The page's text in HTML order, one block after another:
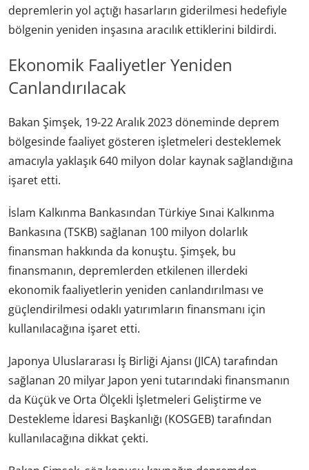
depremlerin yol açtığı hasarların giderilmesi hedefiyle
bölgenin yeniden inşasına aracılık ettiklerini bildirdi.
Ekonomik Faaliyetler Yeniden
Canlandırılacak
Bakan Şimşek, 19-22 Aralık 2023 döneminde deprem
bölgesinde faaliyet gösteren işletmeleri desteklemek
amacıyla yaklaşık 640 milyon dolar kaynak sağlandığına
işaret etti.
İslam Kalkınma Bankasından Türkiye Sınai Kalkınma
Bankasına (TSKB) sağlanan 100 milyon dolarlık
finansman hakkında da konuştu. Şimşek, bu
finansmanın, depremlerden etkilenen illerdeki
ekonomik faaliyetlerin yeniden canlandırılması ve
güçlendirilmesi odaklı yatırımların finansmanı için
kullanılacağına işaret etti.
Japonya Uluslararası İş Birliği Ajansı (JICA) tarafından
sağlanan 20 milyar Japon yeni tutarındaki finansmanın
da Küçük ve Orta Ölçekli İşletmeleri Geliştirme ve
Destekleme İdaresi Başkanlığı (KOSGEB) tarafından
kullanılacağına dikkat çekti.